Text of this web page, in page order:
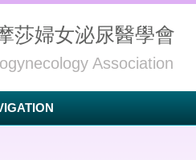
莎婦女泌尿醫學會
Association